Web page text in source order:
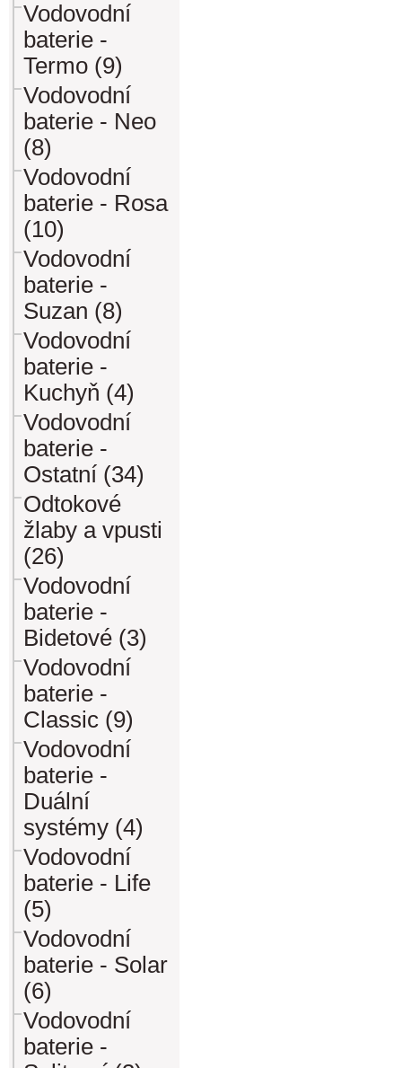
Vodovodní
baterie -
Termo (9)
Vodovodní
baterie - Neo
(8)
Vodovodní
baterie - Rosa
(10)
Vodovodní
baterie -
Suzan (8)
Vodovodní
baterie -
Kuchyň (4)
Vodovodní
baterie -
Ostatní (34)
Odtokové
žlaby a vpusti
(26)
Vodovodní
baterie -
Bidetové (3)
Vodovodní
baterie -
Classic (9)
Vodovodní
baterie -
Duální
systémy (4)
Vodovodní
baterie - Life
(5)
Vodovodní
baterie - Solar
(6)
Vodovodní
baterie -